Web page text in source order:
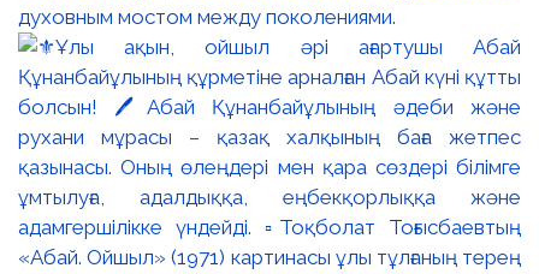
духовным мостом между поколениями.